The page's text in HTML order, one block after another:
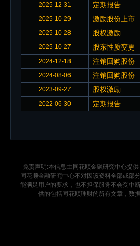
2025-12-31
定期报告
2025-10-29 激励股份上市
2025-10-28 股权激励
2025-10-27 股东性质变更
2024-12-18 注销回购股份
2024-08-06 注销回购股份
2023-09-27 股权激励
2022-06-30 定期报告
免责声明:本信息由同花顺金融研究中心提
同花顺金融研究中心不对因该资料全部或部
能满足用户的要求，也不担保服务不会受中
供的包括同花顺理财的所有文章，数